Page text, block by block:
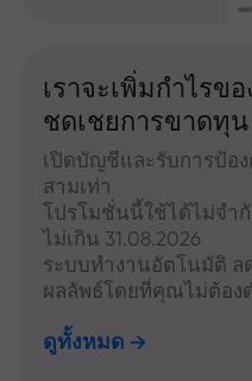
เราจะเพิ่มกำไรข
ชดเชยการขาดทุน
เปิดบัญชีและรับการป้อ
สามเท่า
โปรโมชั่นนี้ใช้ได้ไม่จำ
ไม่เกิน 31.08.2026
ระบบทำงานอัตโนมัติ ล
ผลลัพธ์โดยที่คุณไม่ต้องด
ดูทั้งหมด